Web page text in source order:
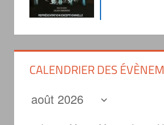
CALENDRIER DES